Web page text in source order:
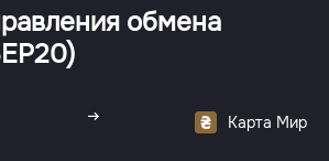
обмена
Карта Мир